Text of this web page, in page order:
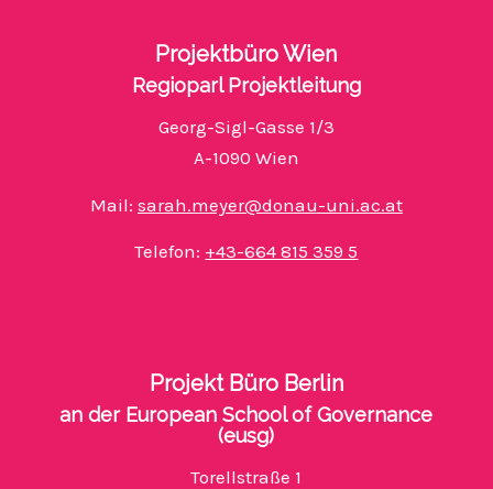
Projektbüro Wien
Regioparl Projektleitung
Georg-Sigl-Gasse 1/3
A-1090 Wien
Mail: sarah.meyer@donau-uni.ac.at
Telefon: +43-664 815 359 5
Projekt Büro Berlin
an der European School of Governance
(eusg)
Torellstraße 1